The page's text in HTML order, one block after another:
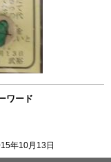
ワード
年10月13日